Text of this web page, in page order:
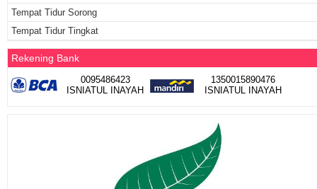
Tempat Tidur Sorong
Tempat Tidur Tingkat
Rekening Bank
0095486423
ISNIATUL INAYAH
1350015890476
ISNIATUL INAYAH